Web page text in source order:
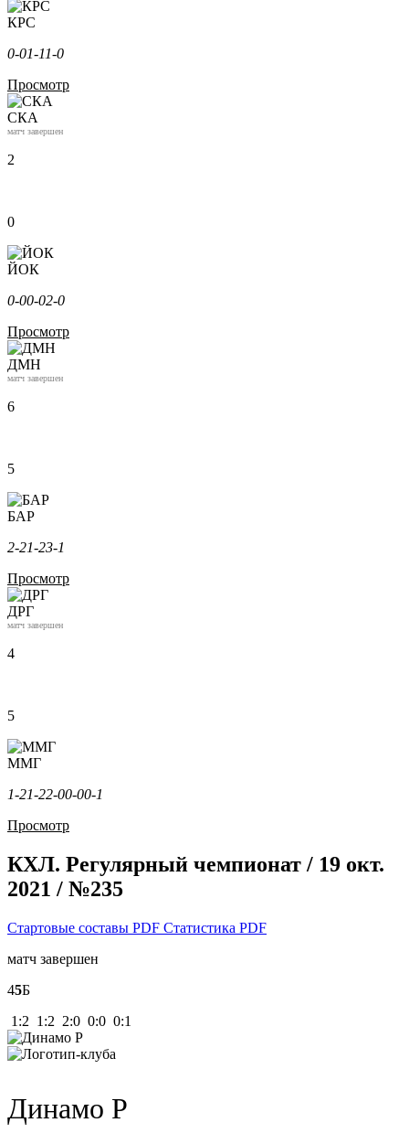
КРС
0-01-11-0
Просмотр
СКА
матч завершен
2
0
ЙОК
0-00-02-0
Просмотр
ДМН
матч завершен
6
5
БАР
2-21-23-1
Просмотр
ДРГ
матч завершен
4
5
ММГ
1-21-22-00-00-1
Просмотр
КХЛ. Регулярный чемпионат / 19 окт.
2021 / №235
Стартовые составы PDF Статистика PDF
матч завершен
45Б
1:2 1:2 2:0 0:0 0:1
Динамо Р